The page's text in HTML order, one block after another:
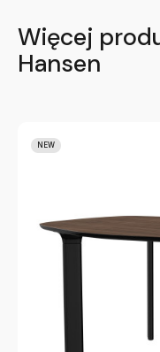
Więcej
Hansen
NEW